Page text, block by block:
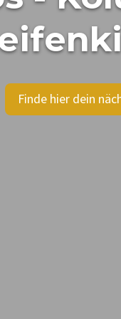
Finde hier dein